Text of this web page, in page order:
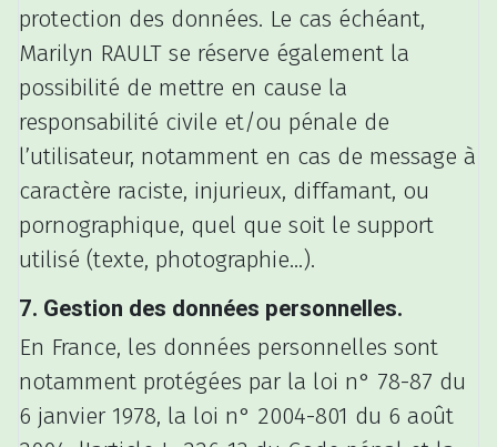
protection des données. Le cas échéant,
Marilyn RAULT se réserve également la
possibilité de mettre en cause la
responsabilité civile et/ou pénale de
l’utilisateur, notamment en cas de message à
caractère raciste, injurieux, diffamant, ou
pornographique, quel que soit le support
utilisé (texte, photographie…).
7. Gestion des données personnelles.
En France, les données personnelles sont
notamment protégées par la loi n° 78-87 du
6 janvier 1978, la loi n° 2004-801 du 6 août